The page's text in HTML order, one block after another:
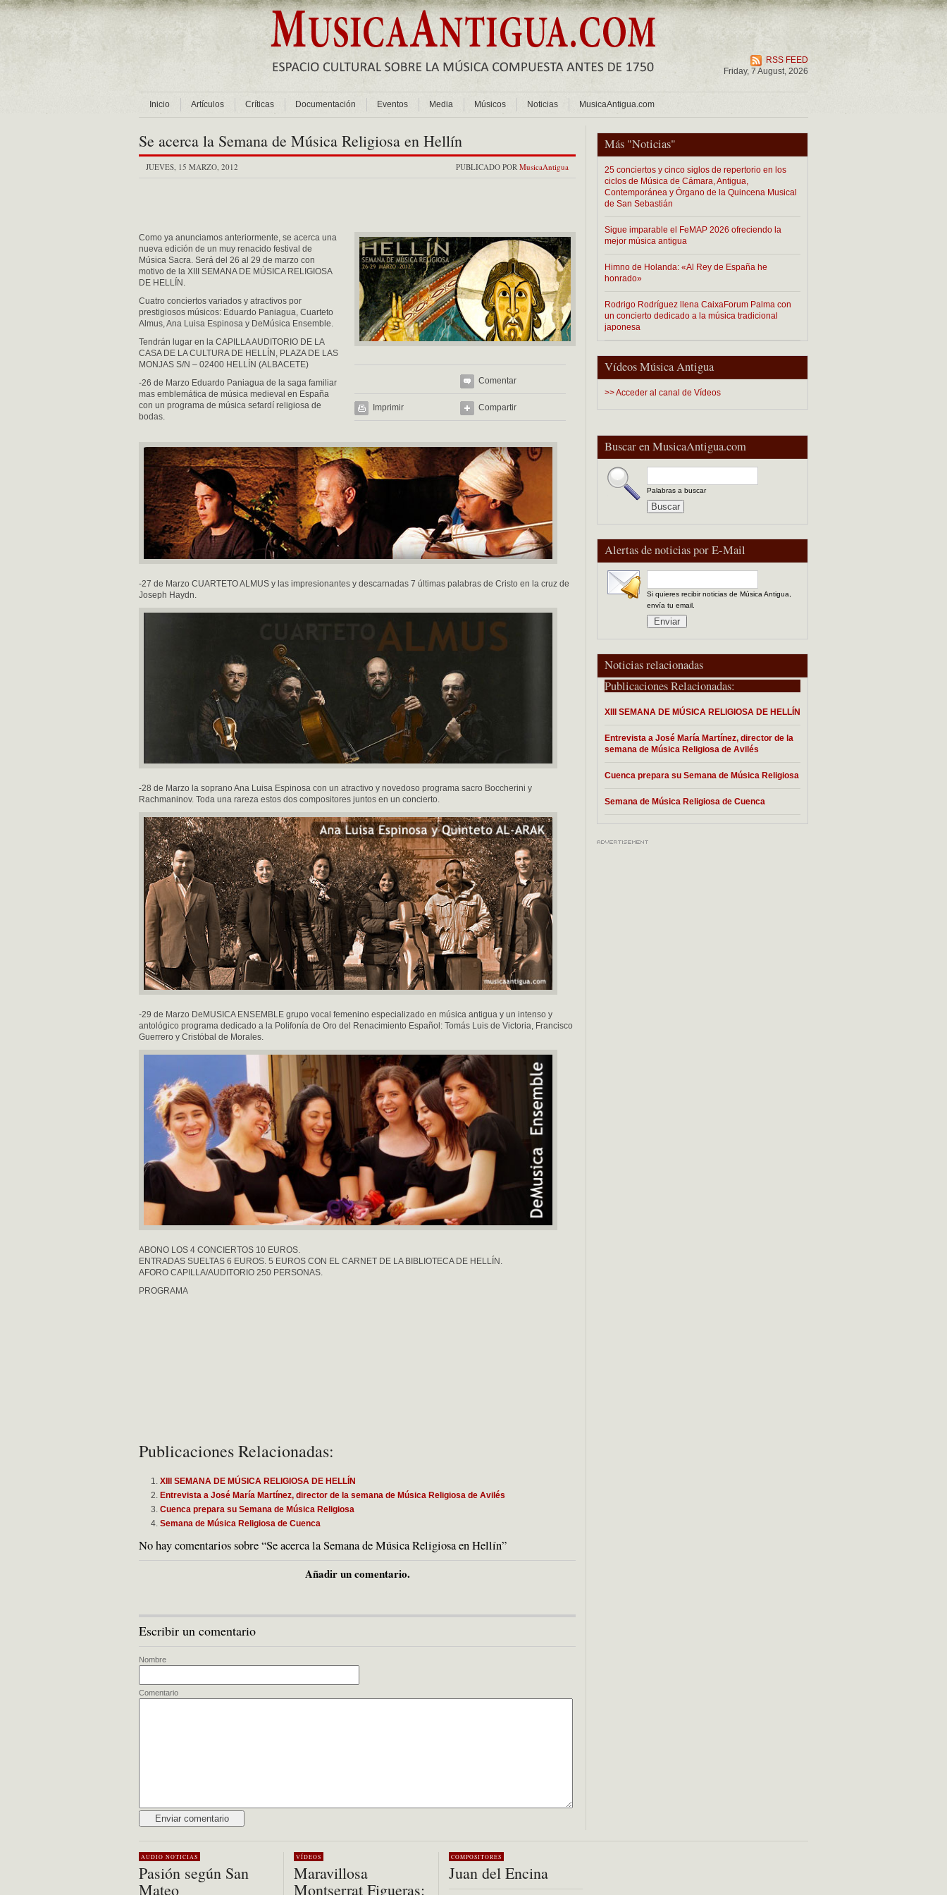
RSS FEED
Friday, 7 August, 2026
Inicio Artículos Críticas Documentación Eventos Media Músicos Noticias MusicaAntigua.com
Más "Noticias"
25 conciertos y cinco siglos de repertorio en los
ciclos de Música de Cámara, Antigua,
Contemporánea y Órgano de la Quincena Musical
de San Sebastián
Sigue imparable el FeMAP 2026 ofreciendo la
mejor música antigua
Himno de Holanda: «Al Rey de España he
honrado»
Rodrigo Rodríguez llena CaixaForum Palma con
un concierto dedicado a la música tradicional
japonesa
Vídeos Música Antigua
>> Acceder al canal de Vídeos
Buscar en MusicaAntigua.com
Palabras a buscar
Alertas de noticias por E-Mail
Si quieres recibir noticias de Música Antigua,
envía tu email.
Noticias relacionadas
Publicaciones Relacionadas:
XIII SEMANA DE MÚSICA RELIGIOSA DE HELLÍN
Entrevista a José María Martínez, director de la
semana de Música Religiosa de Avilés
Cuenca prepara su Semana de Música Religiosa
Semana de Música Religiosa de Cuenca
Se acerca la Semana de Música Religiosa en Hellín
PUBLICADO POR MusicaAntigua
JUEVES, 15 MARZO, 2012
Comentar
Imprimir Compartir
Como ya anunciamos anteriormente, se acerca una
nueva edición de un muy renacido festival de
Música Sacra. Será del 26 al 29 de marzo con
motivo de la XIII SEMANA DE MÚSICA RELIGIOSA
DE HELLÍN.
Cuatro conciertos variados y atractivos por
prestigiosos músicos: Eduardo Paniagua, Cuarteto
Almus, Ana Luisa Espinosa y DeMúsica Ensemble.
Tendrán lugar en la CAPILLA AUDITORIO DE LA
CASA DE LA CULTURA DE HELLÍN, PLAZA DE LAS
MONJAS S/N – 02400 HELLÍN (ALBACETE)
-26 de Marzo Eduardo Paniagua de la saga familiar
mas emblemática de música medieval en España
con un programa de música sefardí religiosa de
bodas.
-27 de Marzo CUARTETO ALMUS y las impresionantes y descarnadas 7 últimas palabras de Cristo en la cruz de
Joseph Haydn.
-28 de Marzo la soprano Ana Luisa Espinosa con un atractivo y novedoso programa sacro Boccherini y
Rachmaninov. Toda una rareza estos dos compositores juntos en un concierto.
-29 de Marzo DeMUSICA ENSEMBLE grupo vocal femenino especializado en música antigua y un intenso y
antológico programa dedicado a la Polifonía de Oro del Renacimiento Español: Tomás Luis de Victoria, Francisco
Guerrero y Cristóbal de Morales.
ABONO LOS 4 CONCIERTOS 10 EUROS.
ENTRADAS SUELTAS 6 EUROS. 5 EUROS CON EL CARNET DE LA BIBLIOTECA DE HELLÍN.
AFORO CAPILLA/AUDITORIO 250 PERSONAS.
PROGRAMA
Publicaciones Relacionadas:
XIII SEMANA DE MÚSICA RELIGIOSA DE HELLÍN
Entrevista a José María Martínez, director de la semana de Música Religiosa de Avilés
Cuenca prepara su Semana de Música Religiosa
Semana de Música Religiosa de Cuenca
No hay comentarios sobre “Se acerca la Semana de Música Religiosa en Hellín”
Añadir un comentario.
Escribir un comentario
Nombre
Comentario
AUDIO NOTICIAS
Pasión según San
Mateo
VÍDEOS
Maravillosa
Montserrat Figueras:
COMPOSITORES
Juan del Encina